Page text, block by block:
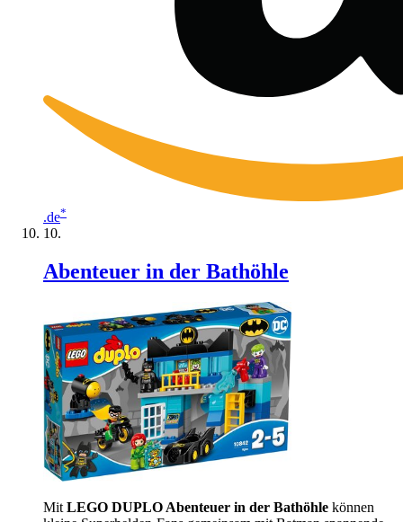
.de*
Abenteuer in der Bathöhle
Mit LEGO DUPLO Abenteuer in der Bathöhle können